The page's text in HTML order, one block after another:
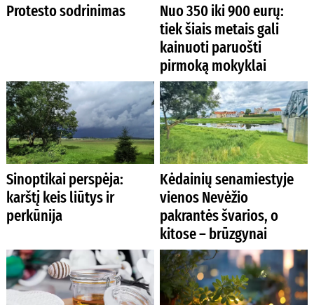
Protesto sodrinimas
Nuo 350 iki 900 eurų:
tiek šiais metais gali
kainuoti paruošti
pirmoką mokyklai
Sinoptikai perspėja:
karštį keis liūtys ir
perkūnija
Kėdainių senamiestyje
vienos Nevėžio
pakrantės švarios, o
kitose – brūzgynai